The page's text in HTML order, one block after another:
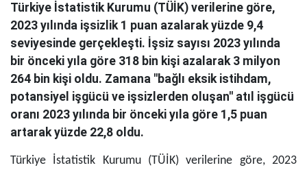
Türkiye İstatistik Kurumu (TÜİK) verilerine göre,
2023 yılında işsizlik 1 puan azalarak yüzde 9,4
seviyesinde gerçekleşti. İşsiz sayısı 2023 yılında
bir önceki yıla göre 318 bin kişi azalarak 3 milyon
264 bin kişi oldu. Zamana ''bağlı eksik istihdam,
potansiyel işgücü ve işsizlerden oluşan'' atıl işgücü
oranı 2023 yılında bir önceki yıla göre 1,5 puan
artarak yüzde 22,8 oldu.
Türkiye İstatistik Kurumu (TÜİK) verilerine göre, 2023